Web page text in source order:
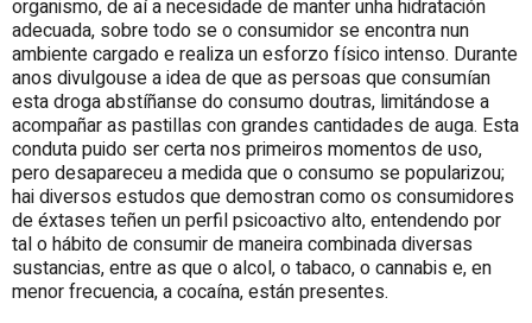
organismo, de aí a necesidade de manter unha hidratación
adecuada, sobre todo se o consumidor se encontra nun
ambiente cargado e realiza un esforzo físico intenso. Durante
anos divulgouse a idea de que as persoas que consumían
esta droga abstíñanse do consumo doutras, limitándose a
acompañar as pastillas con grandes cantidades de auga. Esta
conduta puido ser certa nos primeiros momentos de uso,
pero desapareceu a medida que o consumo se popularizou;
hai diversos estudos que demostran como os consumidores
de éxtases teñen un perfil psicoactivo alto, entendendo por
tal o hábito de consumir de maneira combinada diversas
sustancias, entre as que o alcol, o tabaco, o cannabis e, en
menor frecuencia, a cocaína, están presentes.